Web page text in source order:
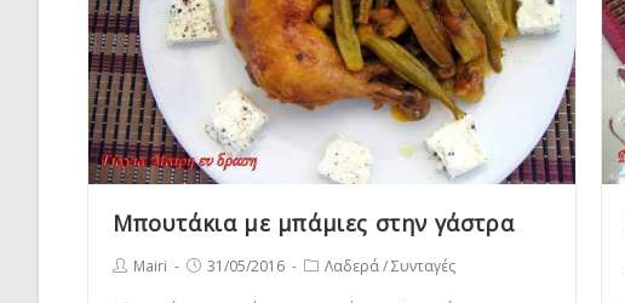
Μπουτάκια με μπάμιες στην γάστρα
PostMairi
Post31/05/2016
PostΛαδερά/Συνταγές